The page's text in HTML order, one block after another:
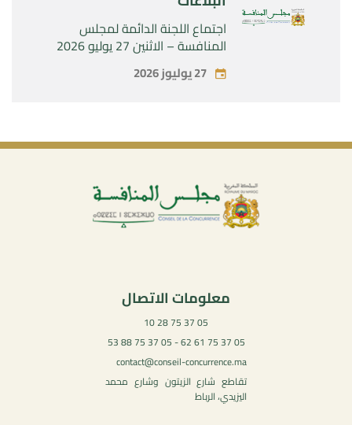
اجتماع اللجنة الدائمة لمجلس
المنافسة – الاثنين 27 يوليو 2026
27 يوليوز 2026
معلومات الاتصال
05 37 75 28 10
05 37 75 61 62 - 05 37 75 88 53
contact@conseil-concurrence.ma
تقاطع شارع الزيتون وشارع محمد
اليزيدي، الرباط